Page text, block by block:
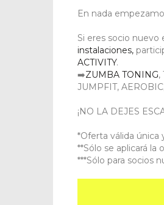
En nada
Si eres socio
instalaciones,
ACTIVITY.
➡️ZUMBA TONING,
JUMPFIT,
¡NO LA DEJES
*Oferta válida única
**Sólo se aplicará
***Sólo para socios